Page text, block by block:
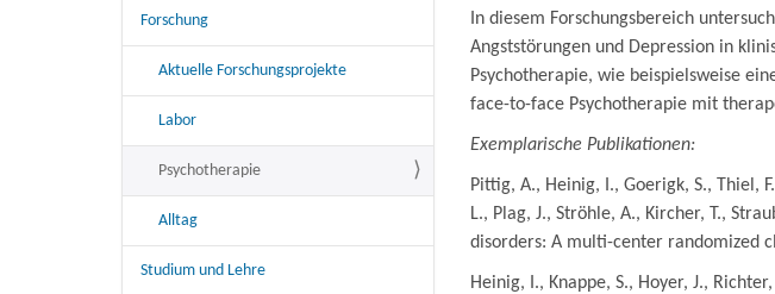
In diesem Forschungsbereich
Angststörungen und Depression in
Psychotherapie, wie beispielsweise
face-to-face Psychotherapie mit
Exemplarische Publikationen:
Pittig, A., Heinig, I., Goerigk, S., Thiel,
L., Plag, J., Ströhle, A., Kircher, T.,
disorders: A multi-center randomized
Heinig, I., Knappe, S., Hoyer, J.,
Forschung
Aktuelle Forschungsprojekte
Labor
Psychotherapie
Alltag
Studium und Lehre